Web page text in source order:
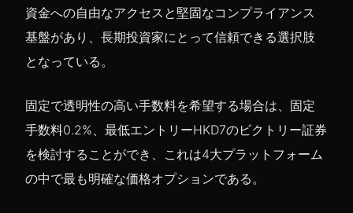
資金への自由なアクセスと堅固なコンプライアンス
基盤があり、長期投資家にとって信頼できる選択肢
となっている。
固定で透明性の高い手数料を希望する場合は、固定
手数料0.2%、最低エントリーHKD7のビクトリー証券
を検討することができ、これは4大プラットフォーム
の中で最も明確な価格オプションである。